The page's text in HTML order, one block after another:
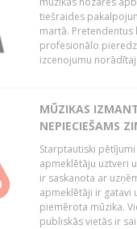
tiešraides
martā. Pretendentus
profesionālo
izcenojumu
MŪZIKAS
NEPIECIEŠAMS
Starptautiski
apmeklētāju uztveri
ir saskaņota ar
apmeklētāji ir gatavi
piemērota mūzika.
publiskās vietās ir